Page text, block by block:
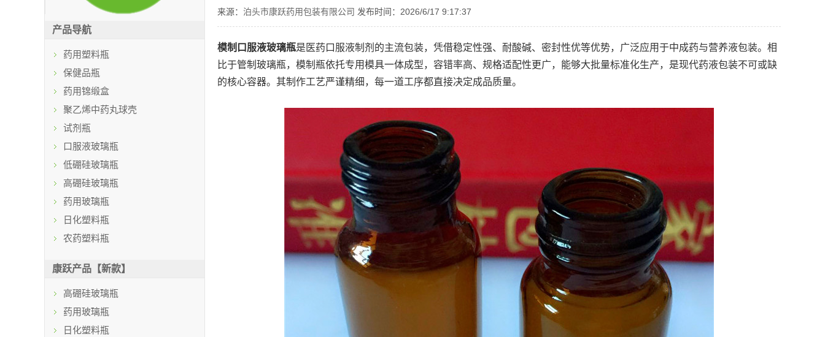
来源： 泊头市康跃药用包装有限公司 发布时间：2026/6/17 9:17:37
模制口服液玻璃瓶是医药口服液制剂的主流包装，凭借稳定性强、耐酸碱、密封性优等优势，广泛应用于中成药与营养液包装。相
比于管制玻璃瓶，模制瓶依托专用模具一体成型，容错率高、规格适配性更广，能够大批量标准化生产，是现代药液包装不可或缺
的核心容器。其制作工艺严谨精细，每一道工序都直接决定成品质量。
产品导航
药用塑料瓶
保健品瓶
药用锦缎盒
聚乙烯中药丸球壳
试剂瓶
口服液玻璃瓶
低硼硅玻璃瓶
高硼硅玻璃瓶
药用玻璃瓶
日化塑料瓶
农药塑料瓶
康跃产品【新款】
高硼硅玻璃瓶
药用玻璃瓶
日化塑料瓶